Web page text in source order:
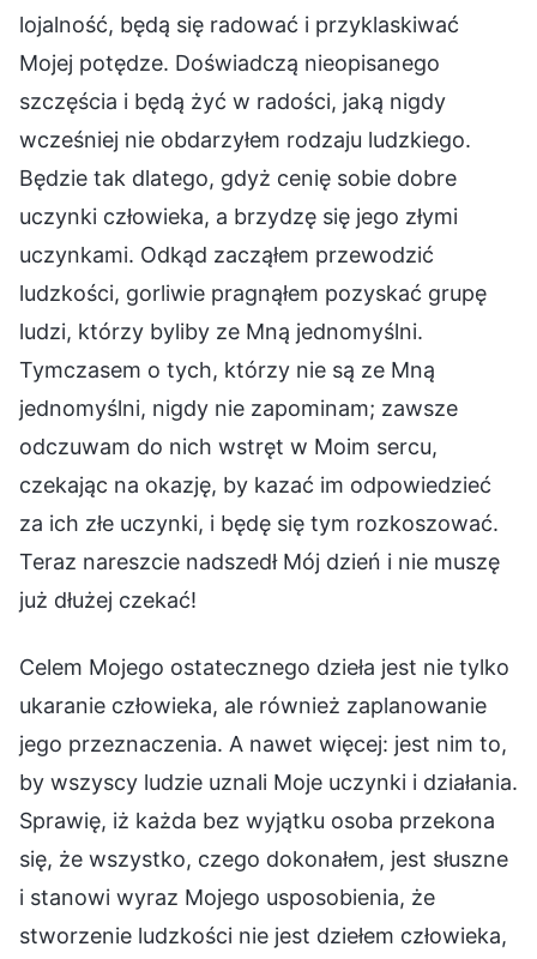
lojalność, będą się radować i przyklaskiwać
Mojej potędze. Doświadczą nieopisanego
szczęścia i będą żyć w radości, jaką nigdy
wcześniej nie obdarzyłem rodzaju ludzkiego.
Będzie tak dlatego, gdyż cenię sobie dobre
uczynki człowieka, a brzydzę się jego złymi
uczynkami. Odkąd zacząłem przewodzić
ludzkości, gorliwie pragnąłem pozyskać grupę
ludzi, którzy byliby ze Mną jednomyślni.
Tymczasem o tych, którzy nie są ze Mną
jednomyślni, nigdy nie zapominam; zawsze
odczuwam do nich wstręt w Moim sercu,
czekając na okazję, by kazać im odpowiedzieć
za ich złe uczynki, i będę się tym rozkoszować.
Teraz nareszcie nadszedł Mój dzień i nie muszę
już dłużej czekać!
Celem Mojego ostatecznego dzieła jest nie tylko
ukaranie człowieka, ale również zaplanowanie
jego przeznaczenia. A nawet więcej: jest nim to,
by wszyscy ludzie uznali Moje uczynki i działania.
Sprawię, iż każda bez wyjątku osoba przekona
się, że wszystko, czego dokonałem, jest słuszne
i stanowi wyraz Mojego usposobienia, że
stworzenie ludzkości nie jest dziełem człowieka,